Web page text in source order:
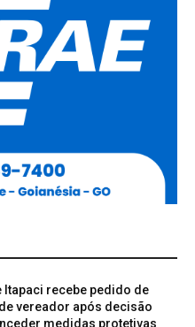
Itapaci recebe pedido de
vereador após decisão
medidas protetivas